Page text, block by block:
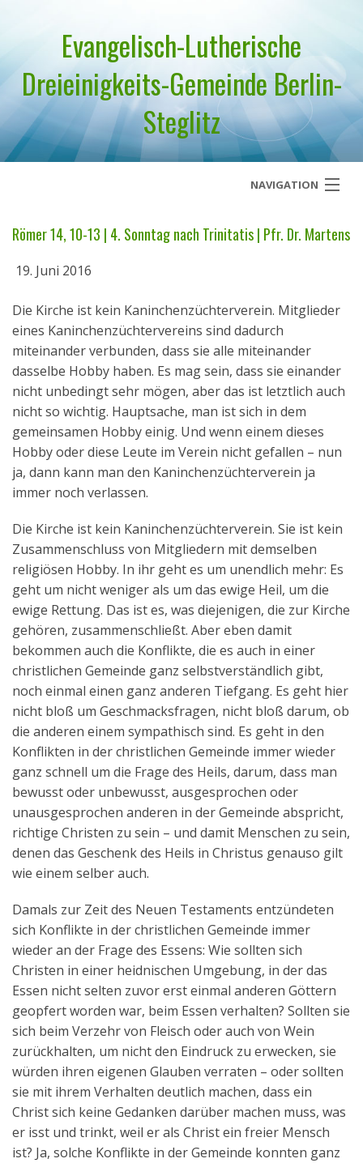
Evangelisch-Lutherische
Dreieinigkeits-Gemeinde Berlin-
Steglitz
NAVIGATION
Über uns
Geistliches Wort
Termine
Aktuelles
Kontakt
English
Römer 14, 10-13 | 4. Sonntag nach Trinitatis | Pfr. Dr. Martens
19. Juni 2016
Die Kirche ist kein Kaninchenzüchterverein. Mitglieder
eines Kaninchenzüchtervereins sind dadurch
miteinander verbunden, dass sie alle miteinander
dasselbe Hobby haben. Es mag sein, dass sie einander
nicht unbedingt sehr mögen, aber das ist letztlich auch
nicht so wichtig. Hauptsache, man ist sich in dem
gemeinsamen Hobby einig. Und wenn einem dieses
Hobby oder diese Leute im Verein nicht gefallen – nun
ja, dann kann man den Kaninchenzüchterverein ja
immer noch verlassen.
Die Kirche ist kein Kaninchenzüchterverein. Sie ist kein
Zusammenschluss von Mitgliedern mit demselben
religiösen Hobby. In ihr geht es um unendlich mehr: Es
geht um nicht weniger als um das ewige Heil, um die
ewige Rettung. Das ist es, was diejenigen, die zur Kirche
gehören, zusammenschließt. Aber eben damit
bekommen auch die Konflikte, die es auch in einer
christlichen Gemeinde ganz selbstverständlich gibt,
noch einmal einen ganz anderen Tiefgang. Es geht hier
nicht bloß um Geschmacksfragen, nicht bloß darum, ob
die anderen einem sympathisch sind. Es geht in den
Konflikten in der christlichen Gemeinde immer wieder
ganz schnell um die Frage des Heils, darum, dass man
bewusst oder unbewusst, ausgesprochen oder
unausgesprochen anderen in der Gemeinde abspricht,
richtige Christen zu sein – und damit Menschen zu sein,
denen das Geschenk des Heils in Christus genauso gilt
wie einem selber auch.
Damals zur Zeit des Neuen Testaments entzündeten
sich Konflikte in der christlichen Gemeinde immer
wieder an der Frage des Essens: Wie sollten sich
Christen in einer heidnischen Umgebung, in der das
Essen nicht selten zuvor erst einmal anderen Göttern
geopfert worden war, beim Essen verhalten? Sollten sie
sich beim Verzehr von Fleisch oder auch von Wein
zurückhalten, um nicht den Eindruck zu erwecken, sie
würden ihren eigenen Glauben verraten – oder sollten
sie mit ihrem Verhalten deutlich machen, dass ein
Christ sich keine Gedanken darüber machen muss, was
er isst und trinkt, weil er als Christ ein freier Mensch
ist? Ja, solche Konflikte in der Gemeinde konnten ganz